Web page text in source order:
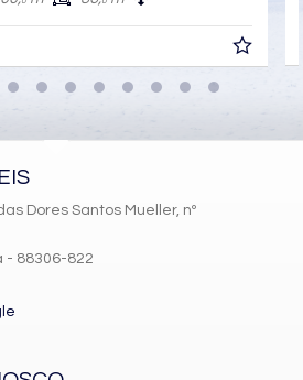
receber mais informações e
o Fazenda Garden.
Dores Santos Mueller, nº
- 88306-822